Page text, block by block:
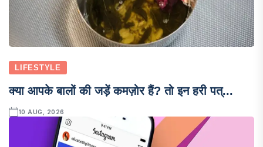
LIFESTYLE
क्या आपके बालों की जड़ें कमज़ोर हैं? तो इन हरी पत्...
10 AUG, 2026